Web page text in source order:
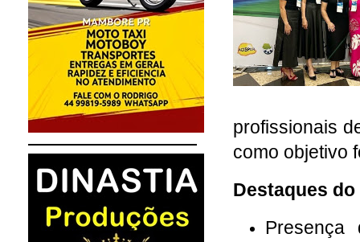
profissionais
como objetivo
Destaques